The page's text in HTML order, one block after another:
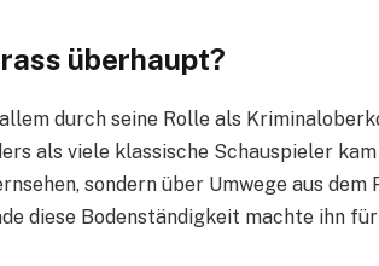
überhaupt?
durch seine Rolle als
als viele klassische Schauspieler
sondern über Umwege aus dem
diese Bodenständigkeit machte ihn